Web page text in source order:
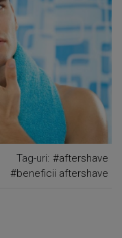
Tag-uri: #aftershave
#beneficii aftershave